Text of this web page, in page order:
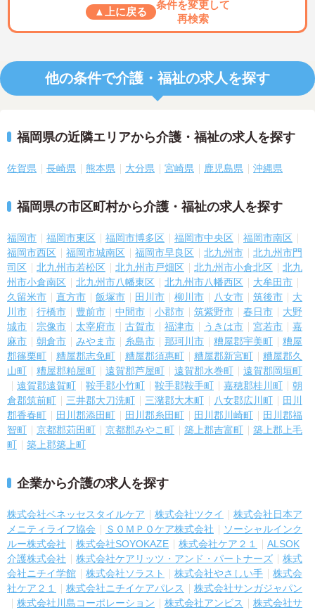
▲上に戻る
条件を変更して
再検索
他の条件で介護・福祉の求人を探す
福岡県の近隣エリアから介護・福祉の求人を探す
佐賀県 長崎県 熊本県 大分県 宮崎県 鹿児島県 沖縄県
福岡県の市区町村から介護・福祉の求人を探す
福岡市 福岡市東区 福岡市博多区 福岡市中央区
福岡市南区
福岡市西区
福岡市城南区 福岡市早良区 北九州市
北九州市門
司区
北九州市若松区 北九州市戸畑区 北九州市小倉北区
北九
州市小倉南区
北九州市八幡東区 北九州市八幡西区
大牟田市
久留米市
直方市 飯塚市 田川市 柳川市 八女市 筑後市
大
川市
行橋市 豊前市 中間市 小郡市 筑紫野市 春日市
大野
城市
宗像市 太宰府市 古賀市 福津市 うきは市 宮若市
嘉
麻市
朝倉市 みやま市 糸島市 那珂川市 糟屋郡宇美町
糟屋
郡篠栗町
糟屋郡志免町 糟屋郡須惠町 糟屋郡新宮町
糟屋郡久
山町
糟屋郡粕屋町 遠賀郡芦屋町 遠賀郡水巻町
遠賀郡岡垣町
遠賀郡遠賀町
鞍手郡小竹町 鞍手郡鞍手町 嘉穂郡桂川町
朝
倉郡筑前町
三井郡大刀洗町 三潴郡大木町 八女郡広川町
田川
郡香春町
田川郡添田町 田川郡糸田町 田川郡川崎町
田川郡福
智町
京都郡苅田町 京都郡みやこ町 築上郡吉富町
築上郡上毛
町
築上郡築上町
企業から介護の求人を探す
株式会社ベネッセスタイルケア 株式会社ツクイ
株式会社日本ア
メニティライフ協会
ＳＯＭＰＯケア株式会社
ソーシャルインク
ルー株式会社
株式会社SOYOKAZE 株式会社ケア２１
ALSOK
介護株式会社
株式会社ケアリッツ・アンド・パートナーズ
株式
会社ニチイ学館
株式会社ソラスト 株式会社やさしい手
株式会
社ケア２１
株式会社ニチイケアパレス
株式会社サンガジャパン
株式会社川島コーポレーション
株式会社アンビス
株式会社サ